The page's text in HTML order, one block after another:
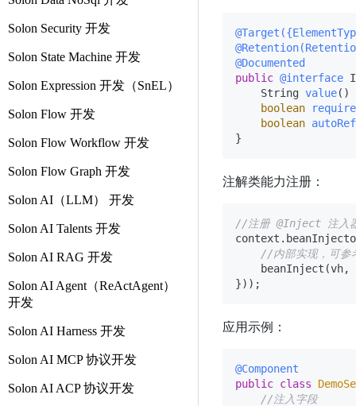
Solon Security 开发
Solon State Machine 开发
Solon Expression 开发（SnEL）
Solon Flow 开发
Solon Flow Workflow 开发
Solon Flow Graph 开发
Solon AI（LLM） 开发
Solon AI Talents 开发
Solon AI RAG 开发
Solon AI Agent（ReActAgent）
开发
Solon AI Harness 开发
Solon AI MCP 协议开发
Solon AI ACP 协议开发
@Documented
public @interface
    String
value()
boolean
boolean
注解类能力注册：
//注册 @Inject 注入
//内部实现，可参
beanInject(vh,
应用示例：
@Component
public class
//注入字段